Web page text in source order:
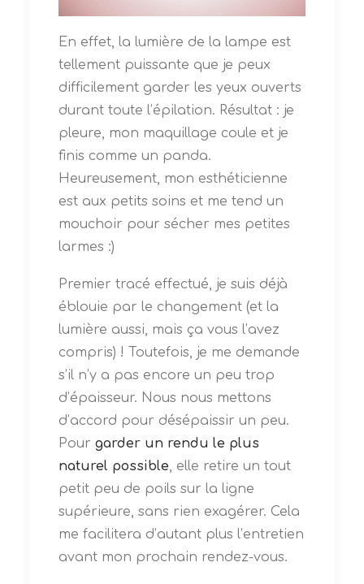
En effet, la lumière de la lampe est
tellement puissante que je peux
difficilement garder les yeux ouverts
durant toute l’épilation. Résultat : je
pleure, mon maquillage coule et je
finis comme un panda.
Heureusement, mon esthéticienne
est aux petits soins et me tend un
mouchoir pour sécher mes petites
larmes :)
Premier tracé effectué, je suis déjà
éblouie par le changement (et la
lumière aussi, mais ça vous l’avez
compris) ! Toutefois, je me demande
s’il n’y a pas encore un peu trop
d’épaisseur. Nous nous mettons
d’accord pour désépaissir un peu.
Pour garder un rendu le plus
naturel possible, elle retire un tout
petit peu de poils sur la ligne
supérieure, sans rien exagérer. Cela
me facilitera d’autant plus l’entretien
avant mon prochain rendez-vous.